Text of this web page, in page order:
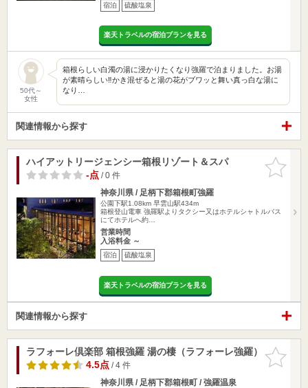
宿泊 硫酸塩泉
楽天トラベルの宿泊プランを見る
50代～
女性
箱根らしい白濁の湯に浸かりたくなり強羅で泊まりました。お湯
が素晴らしい‼︎かき混ぜると湯の花がブワッと舞い真っ白な湯に
なり…
関連情報から探す
お気に入
りに追加
ハイアットリージェンシー箱根リゾート＆スパ
-点/ 0 件
神奈川県 / 足柄下郡箱根町強羅
公園下駅1.08km 早雲山駅434m
箱根登山電車 強羅駅よりタクシー又はホテルシャトルバス
にてホテルへ約…
営業時間
入浴料金 ～
宿泊 硫酸塩泉
楽天トラベルの宿泊プランを見る
関連情報から探す
お気に入
りに追加
ラフォーレ倶楽部 箱根強羅 湯の棲（ラフォーレ強羅）
4.5点/ 4 件
神奈川県 / 足柄下郡箱根町 / 強羅温泉